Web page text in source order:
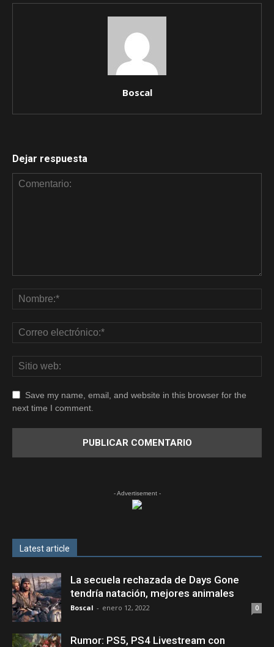
Boscal
Dejar respuesta
Save my name, email, and website in this browser for the
next time I comment.
- Advertisement -
Latest article
La secuela rechazada de Days Gone
tendría natación, mejores animales
Boscal - enero 12, 2022 0
Rumor: PS5, PS4 Livestream con